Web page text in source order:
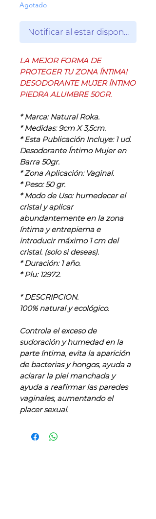
Agotado
Notificar al estar disponible
LA MEJOR FORMA DE
PROTEGER TU ZONA ÍNTIMA!
DESODORANTE MUJER ÍNTIMO
PIEDRA ALUMBRE 50GR.
* Marca: Natural Roka.
* Medidas: 9cm X 3,5cm.
* Esta Publicación Incluye: 1 ud.
Desodorante Íntimo Mujer en
Barra 50gr.
* Zona Aplicación: Vaginal.
* Peso: 50 gr.
* Modo de Uso: humedecer el
cristal y aplicar
abundantemente en la zona
íntima y entrepierna e
introducir máximo 1 cm del
cristal. (solo si deseas).
* Duración: 1 año.
* Plu: 12972.
* DESCRIPCION.
100% natural y ecológico.
Controla el exceso de
sudoración y humedad en la
parte íntima, evita la aparición
de bacterias y hongos, ayuda a
aclarar la piel manchada y
ayuda a reafirmar las paredes
vaginales, aumentando el
placer sexual.